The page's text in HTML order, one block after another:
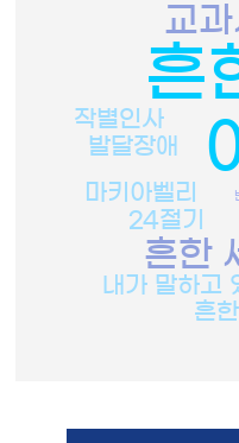
흔
교
흔한
24절기
내가 말하고
마키아벨리
발달장애
작별인사
흔